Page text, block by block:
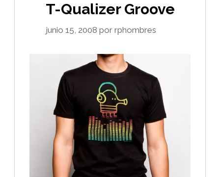
T-Qualizer Groove
junio 15, 2008 por rphombres